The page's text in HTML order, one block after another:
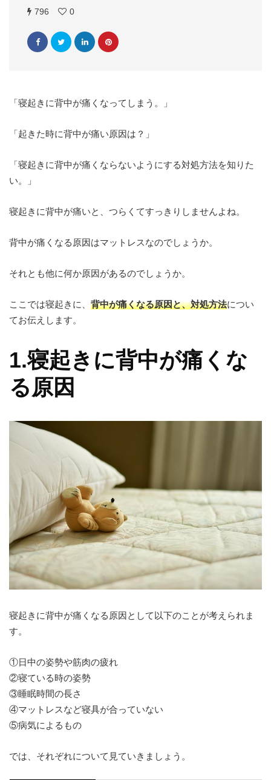
796 0
「寝起きに背中が痛くなってしまう。」
「起きた時に背中が痛い原因は？」
「寝起きに背中が痛くならないようにする対処方法を知りた
い。」
寝起きに背中が痛いと、つらくてすっきりしませんよね。
背中が痛くなる原因はマットレスなのでしょうか。
それとも他に何か原因があるのでしょうか。
ここでは寝起きに、 背中が痛くなる原因と、対処方法につい
てお伝えします。
1.寝起きに背中が痛くな
る原因
寝起きに背中が痛くなる原因として以下のことが考えられま
す。
①日中の姿勢や筋肉の疲れ
②寝ている時の姿勢
③睡眠時間の長さ
④マットレスなど寝具が合っていない
⑤病気によるもの
では、それぞれについて見ていきましょう。